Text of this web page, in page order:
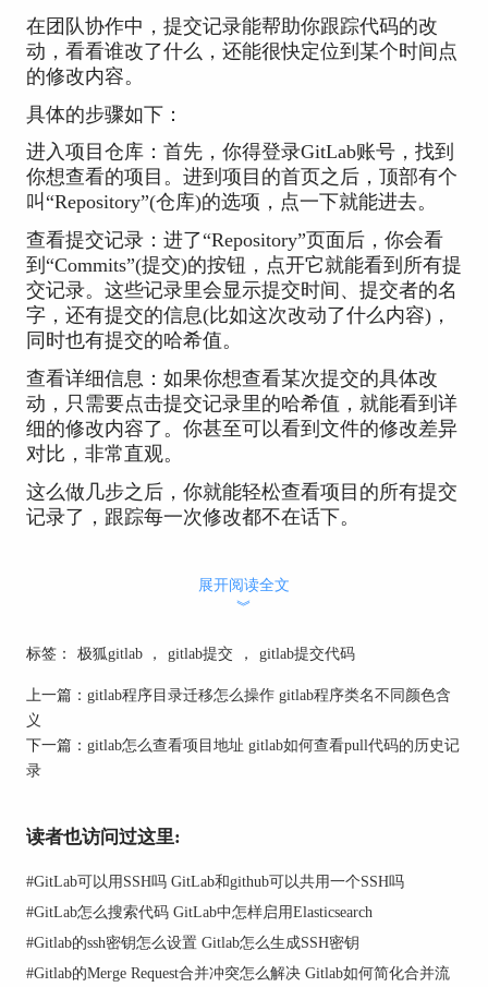
在团队协作中，提交记录能帮助你跟踪代码的改
动，看看谁改了什么，还能很快定位到某个时间点
的修改内容。
具体的步骤如下：
进入项目仓库：首先，你得登录GitLab账号，找到
你想查看的项目。进到项目的首页之后，顶部有个
叫“Repository”(仓库)的选项，点一下就能进去。
查看提交记录：进了“Repository”页面后，你会看
到“Commits”(提交)的按钮，点开它就能看到所有提
交记录。这些记录里会显示提交时间、提交者的名
字，还有提交的信息(比如这次改动了什么内容)，
同时也有提交的哈希值。
查看详细信息：如果你想查看某次提交的具体改
动，只需要点击提交记录里的哈希值，就能看到详
细的修改内容了。你甚至可以看到文件的修改差异
对比，非常直观。
这么做几步之后，你就能轻松查看项目的所有提交
记录了，跟踪每一次修改都不在话下。
二、gitlab如何查看提交代码的IP
交的，尤其是在排查一些异常提交或者确保提交安
全的时候，知道IP地址就很重要了。
GitLab提供了几种方式让你获取提交IP，操作并不
复杂。
展开阅读全文
︾
标签： 极狐gitlab ， gitlab提交 ， gitlab提交代码
上一篇： gitlab程序目录迁移怎么操作 gitlab程序类名不同颜色含
义
下一篇： gitlab怎么查看项目地址 gitlab如何查看pull代码的历史记
录
读者也访问过这里:
#GitLab可以用SSH吗 GitLab和github可以共用一个SSH吗
#GitLab怎么搜索代码 GitLab中怎样启用Elasticsearch
#Gitlab的ssh密钥怎么设置 Gitlab怎么生成SSH密钥
#Gitlab的Merge Request合并冲突怎么解决 Gitlab如何简化合并流